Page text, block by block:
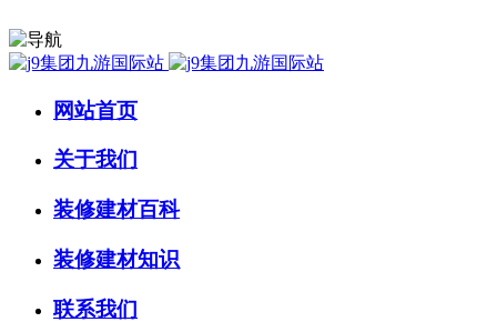
网站首页
关于我们
装修建材百科
装修建材知识
联系我们